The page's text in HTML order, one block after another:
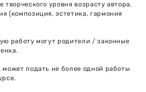
творческого уровня возрасту автора,
(композиция, эстетика, гармония
работу могут родители / законные
подать не более одной работы